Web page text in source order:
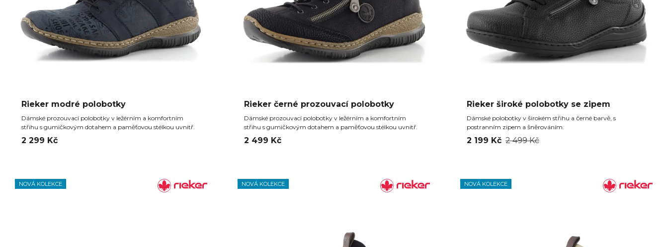
Rieker modré polobotky
Dámské prozouvací polobotky v ležérním a komfortním
střihu s gumičkovým dotahem a paměťovou stélkou uvnitř.
2 299 Kč
Rieker černé prozouvací polobotky
Dámské prozouvací polobotky v ležérním a komfortním
střihu s gumičkovým dotahem a paměťovou stélkou uvnitř.
2 499 Kč
Rieker široké polobotky se zipem
Dámské polobotky v širokém střihu a černé barvě, s
postranním zipem a šněrováním.
2 199 Kč 2 499 Kč
NOVÁ KOLEKCE NOVÁ KOLEKCE NOVÁ KOLEKCE